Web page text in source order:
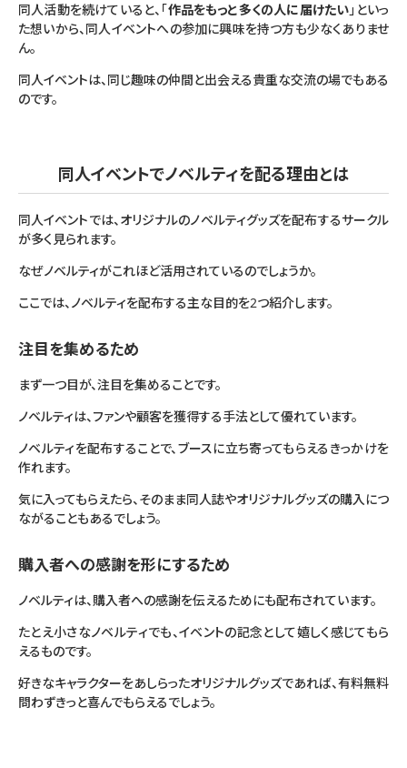
同人活動を続けていると、「作品をもっと多くの人に届けたい」といっ
た想いから、同人イベントへの参加に興味を持つ方も少なくありませ
ん。
同人イベントは、同じ趣味の仲間と出会える貴重な交流の場でもある
のです。
同人イベントでノベルティを配る理由とは
同人イベントでは、オリジナルのノベルティグッズを配布するサークル
が多く見られます。
なぜノベルティがこれほど活用されているのでしょうか。
ここでは、ノベルティを配布する主な目的を2つ紹介します。
注目を集めるため
まず一つ目が、注目を集めることです。
ノベルティは、ファンや顧客を獲得する手法として優れています。
ノベルティを配布することで、ブースに立ち寄ってもらえるきっかけを
作れます。
気に入ってもらえたら、そのまま同人誌やオリジナルグッズの購入につ
ながることもあるでしょう。
購入者への感謝を形にするため
ノベルティは、購入者への感謝を伝えるためにも配布されています。
たとえ小さなノベルティでも、イベントの記念として嬉しく感じてもら
えるものです。
好きなキャラクターをあしらったオリジナルグッズであれば、有料無料
問わずきっと喜んでもらえるでしょう。